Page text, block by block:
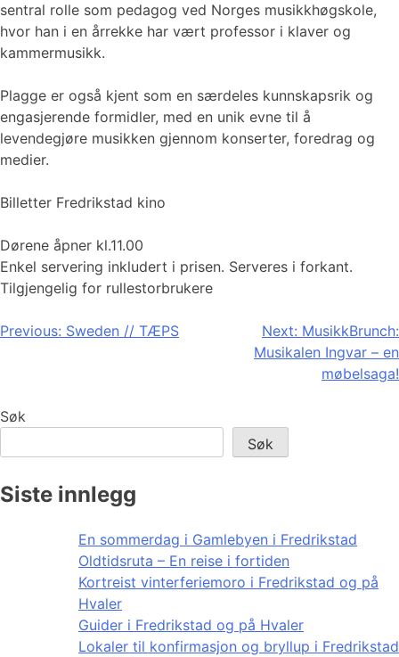
sentral rolle som pedagog ved Norges musikkhøgskole,
hvor han i en årrekke har vært professor i klaver og
kammermusikk.
Plagge er også kjent som en særdeles kunnskapsrik og
engasjerende formidler, med en unik evne til å
levendegjøre musikken gjennom konserter, foredrag og
medier.
Billetter Fredrikstad kino
Dørene åpner kl.11.00
Enkel servering inkludert i prisen. Serveres i forkant.
Tilgjengelig for rullestorbrukere
Innleggsnavigasjon
Previous: Sweden // TÆPS Next: MusikkBrunch:
Musikalen Ingvar – en
møbelsaga!
Søk
Søk
Siste innlegg
En sommerdag i Gamlebyen i Fredrikstad
Oldtidsruta – En reise i fortiden
Kortreist vinterferiemoro i Fredrikstad og på
Hvaler
Guider i Fredrikstad og på Hvaler
Lokaler til konfirmasjon og bryllup i Fredrikstad